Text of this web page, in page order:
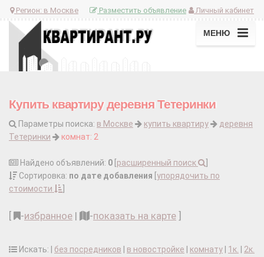
Регион: в Москве Личный кабинет
Разместить объявление
МЕНЮ
Купить квартиру деревня Тетеринки
Параметры поиска: в Москве купить квартиру
деревня
Тетеринки
комнат: 2
Найдено объявлений: 0 расширенный поиск
Сортировка: по дате добавления упорядочить по
стоимости
-избранное | -показать на карте
Искать: | без посредников в новостройке комнату 1к.
2к.